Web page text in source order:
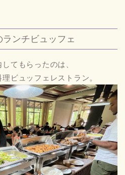
ンチビュッフェ
てもらったのは、
ビュッフェレストラン。